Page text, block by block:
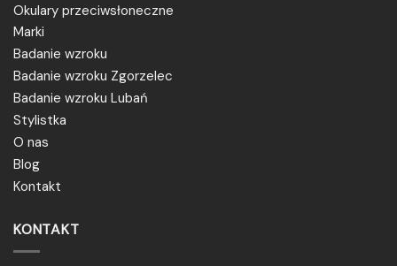
Okulary przeciwsłoneczne
Marki
Badanie wzroku
Badanie wzroku Zgorzelec
Badanie wzroku Lubań
Stylistka
O nas
Blog
Kontakt
KONTAKT